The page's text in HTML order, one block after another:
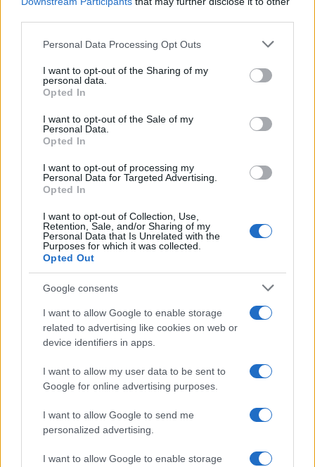
Please note that this website/app uses one or more Google
not limited to your visit or usage behaviour. You may click to
grant or deny consent to Google and its third-party tags to
use your data for below specified purposes in below Google
consent section.
Personal Data Processing Opt Outs
I want to opt-out of the Sharing of my
personal data.
Opted In
I want to opt-out of the Sale of my
Personal Data.
Opted In
I want to opt-out of processing my
Personal Data for Targeted Advertising.
Opted In
I want to opt-out of Collection, Use,
Retention, Sale, and/or Sharing of my
Personal Data that Is Unrelated with the
Purposes for which it was collected.
Opted Out
Google consents
I want to allow Google to enable storage
related to advertising like cookies on web or
device identifiers in apps.
I want to allow my user data to be sent to
Google for online advertising purposes.
I want to allow Google to send me
personalized advertising.
I want to allow Google to enable storage
mafiosa, riconoscendo che la sua associazione era
distinta da quella di Carminati. A dicembre ottiene i
decorrenza dei termini di custodia. A marzo 2021
l’Appello lo condanna a 12 anni e 10 mesi,
BLITZ TOR BELLA MONACA, IL COMMENTO DEL
SINDACO GUALTIERI
Precedente
Blitz a Tor Bella
Monaca, le
dichiarazioni del
presidente del VI
Municipio Nicola
Successiva
“A Tor Bella
e domani?” I